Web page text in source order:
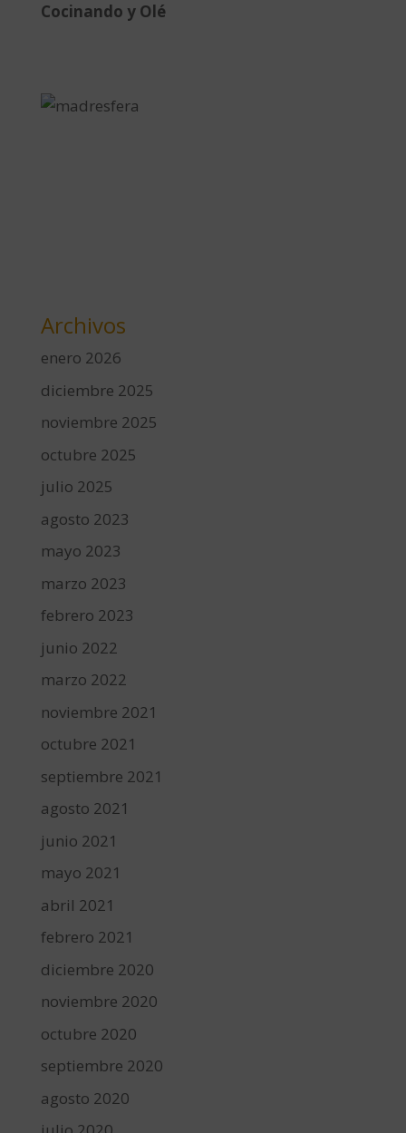
Cocinando y Olé
Archivos
enero 2026
diciembre 2025
noviembre 2025
octubre 2025
julio 2025
agosto 2023
mayo 2023
marzo 2023
febrero 2023
junio 2022
marzo 2022
noviembre 2021
octubre 2021
septiembre 2021
agosto 2021
junio 2021
mayo 2021
abril 2021
febrero 2021
diciembre 2020
noviembre 2020
octubre 2020
septiembre 2020
agosto 2020